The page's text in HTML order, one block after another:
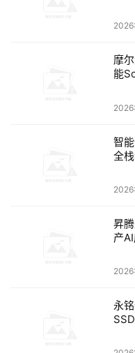
2026
摩
能
2026
智
全
2026
昇
产
永